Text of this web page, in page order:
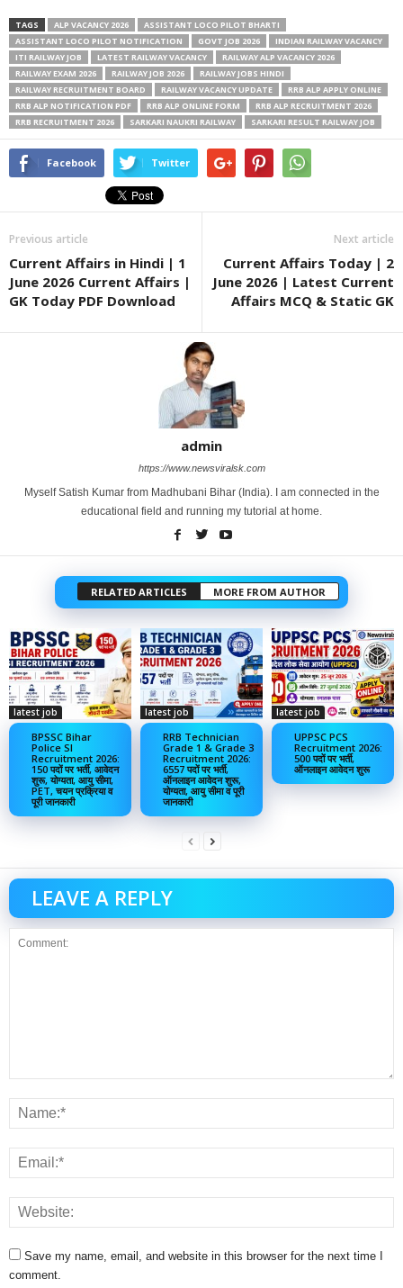
TAGS ALP VACANCY 2026
ASSISTANT LOCO PILOT BHARTI
ASSISTANT LOCO PILOT NOTIFICATION
GOVT JOB 2026
INDIAN RAILWAY VACANCY
ITI RAILWAY JOB
LATEST RAILWAY VACANCY
RAILWAY ALP VACANCY 2026
RAILWAY EXAM 2026
RAILWAY JOB 2026
RAILWAY JOBS HINDI
RAILWAY RECRUITMENT BOARD
RAILWAY VACANCY UPDATE
RRB ALP APPLY ONLINE
RRB ALP NOTIFICATION PDF
RRB ALP ONLINE FORM
RRB ALP RECRUITMENT 2026
RRB RECRUITMENT 2026
SARKARI NAUKRI RAILWAY SARKARI RESULT RAILWAY JOB
Facebook Twitter
Previous article
Current Affairs in Hindi | 1
June 2026 Current Affairs |
GK Today PDF Download
Next article
Current Affairs Today | 2
June 2026 | Latest Current
Affairs MCQ & Static GK
admin
https://www.newsviralsk.com
Myself Satish Kumar from Madhubani Bihar (India). I am connected in the
educational field and running my tutorial at home.
RELATED ARTICLES MORE FROM AUTHOR
latest job
BPSSC Bihar
Police SI
Recruitment 2026:
150 पदों पर भर्ती, आवेदन
शुरू, योग्यता, आयु सीमा,
PET, चयन प्रक्रिया व
पूरी जानकारी
latest job
RRB Technician
Grade 1 & Grade 3
Recruitment 2026:
6557 पदों पर भर्ती,
ऑनलाइन आवेदन शुरू,
योग्यता, आयु सीमा व पूरी
जानकारी
latest job
UPPSC PCS
Recruitment 2026:
500 पदों पर भर्ती,
ऑनलाइन आवेदन शुरू
LEAVE A REPLY
Save my name, email, and website in this browser for the next time I
comment.